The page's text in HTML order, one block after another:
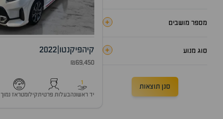
מספר מושבים +
סוג מנוע +
סנן תוצאות
קיהפיקנטו |
2022
₪69,450
1
יד ראשונהבעלות פרטיתקילומטראז נמוך